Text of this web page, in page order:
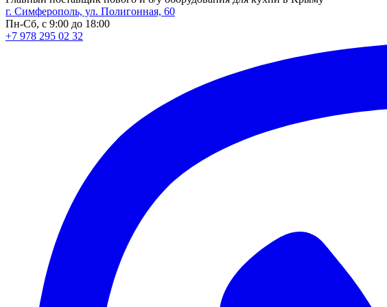
г. Симферополь, ул. Полигонная, 60
Пн-Сб, с 9:00 до 18:00
+7 978 295 02 32